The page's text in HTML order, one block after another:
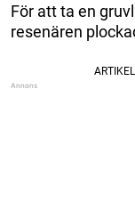
För att ta en
resenären